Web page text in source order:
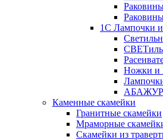
1С Лампочки и
Ножки и
Каменные скамейки
Гранитные скамейки
Мраморные
Скамейки из